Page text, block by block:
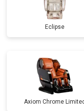
Eclipse
Axiom Chrome Limited